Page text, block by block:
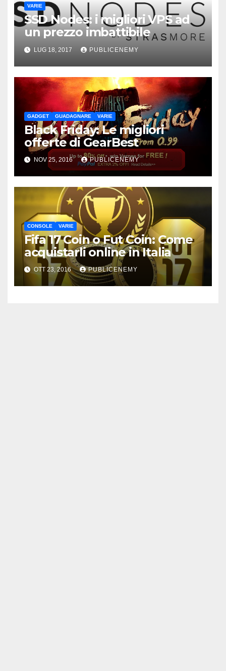
VARIE
SSD Nodes: i migliori VPS ad
un prezzo imbattibile
LUG 18, 2017 PUBLICENEMY
GADGET GUADAGNARE VARIE
Black Friday: Le migliori
offerte di GearBest
NOV 25, 2016 PUBLICENEMY
CONSOLE VARIE
Fifa 17 Coin o Fut Coin: Come
acquistarli online in Italia
OTT 23, 2016 PUBLICENEMY